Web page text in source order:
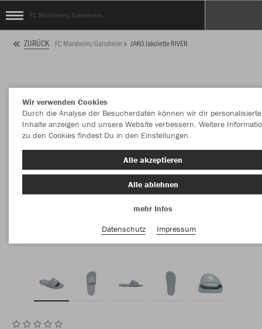
FC Marxheim/Gansheim
ZURÜCK FC Marxheim/Gansheim JAKO Jakolette RIVER
Wir verwenden Cookies
Durch die Analyse der Besucherdaten können wir dir personalisierte
Inhalte anzeigen und unsere Website verbessern. Weitere
zu den Cookies findest Du in den Einstellungen.
Alle akzeptieren
Alle ablehnen
mehr Infos
Datenschutz
Impressum